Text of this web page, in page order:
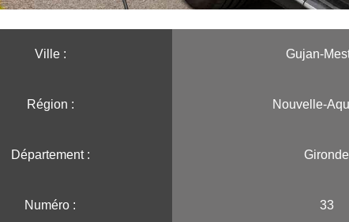
Ville :️ Gujan-
Région :️ Nouvelle-
Département : Gironde
Numéro : 33